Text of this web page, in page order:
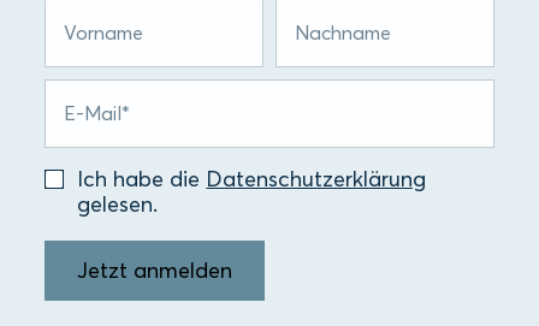
Ich habe die Datenschutzerklärung
gelesen.
Jetzt anmelden